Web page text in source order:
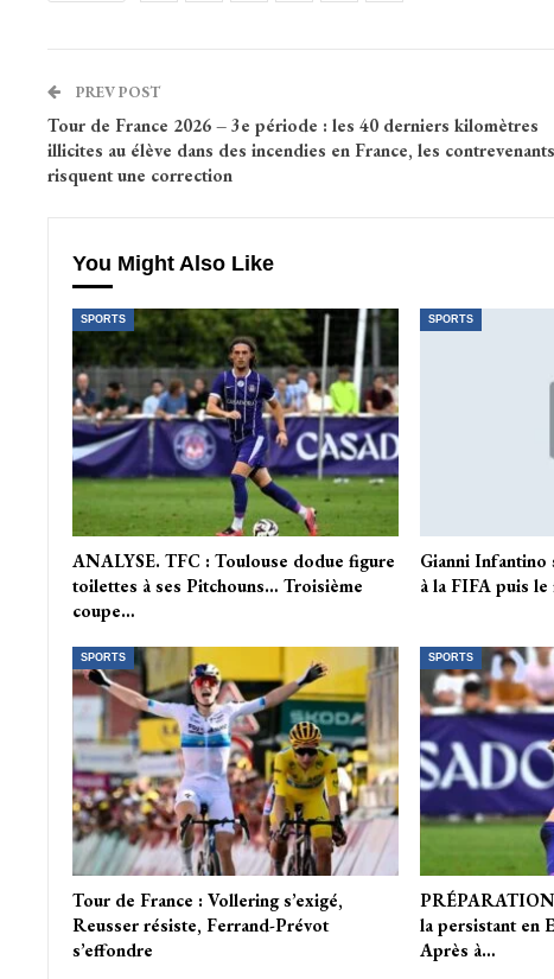
PREV POST
Tour de France 2026 – 3e période : les 40 derniers kilomètres
illicites au élève dans des incendies en France, les contrevenants
risquent une correction
You Might Also Like
SPORTS
ANALYSE. TFC : Toulouse dodue figure
toilettes à ses Pitchouns… Troisième
coupe…
SPORTS
Gianni Infantino
à la FIFA puis
SPORTS
Tour de France : Vollering s’exigé,
Reusser résiste, Ferrand-Prévot
s’effondre
SPORTS
la persistant en
Après à…